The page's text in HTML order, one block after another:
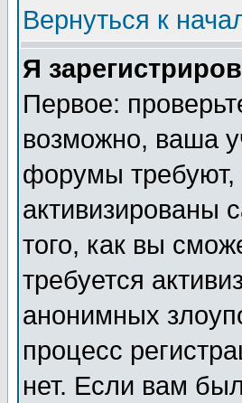
Вернуться к
Я
Первое:
возможно, ваша
форумы требуют,
активизированы
того, как вы
требуется
анонимных
процесс
нет. Если вам